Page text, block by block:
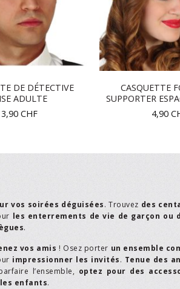
DE DÉTECTIVE
ADULTE
CHF
CASQUETTE
SUPPORTER
4,90
vos soirées déguisées. Trouvez des
les enterrements de vie de garçon ou
.
vos amis ! Osez porter un ensemble
impressionner les invités. Tenue des
l’ensemble, optez pour des
les enfants.